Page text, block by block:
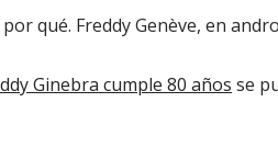
qué. Freddy Genève, en
Ginebra cumple 80 años se